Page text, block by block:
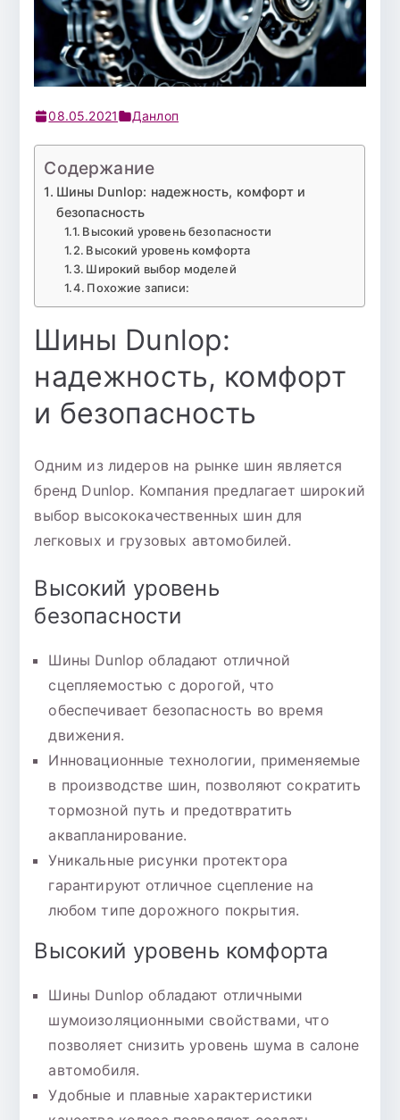
08.05.2021 Данлоп
Содержание
Шины Dunlop: надежность, комфорт и
безопасность
Высокий уровень безопасности
Высокий уровень комфорта
Широкий выбор моделей
Похожие записи:
Шины Dunlop:
надежность, комфорт
и безопасность
Одним из лидеров на рынке шин является
бренд Dunlop. Компания предлагает широкий
выбор высококачественных шин для
легковых и грузовых автомобилей.
Высокий уровень
безопасности
Шины Dunlop обладают отличной
сцепляемостью с дорогой, что
обеспечивает безопасность во время
движения.
Инновационные технологии, применяемые
в производстве шин, позволяют сократить
тормозной путь и предотвратить
аквапланирование.
Уникальные рисунки протектора
гарантируют отличное сцепление на
любом типе дорожного покрытия.
Высокий уровень комфорта
Шины Dunlop обладают отличными
шумоизоляционными свойствами, что
позволяет снизить уровень шума в салоне
автомобиля.
Удобные и плавные характеристики